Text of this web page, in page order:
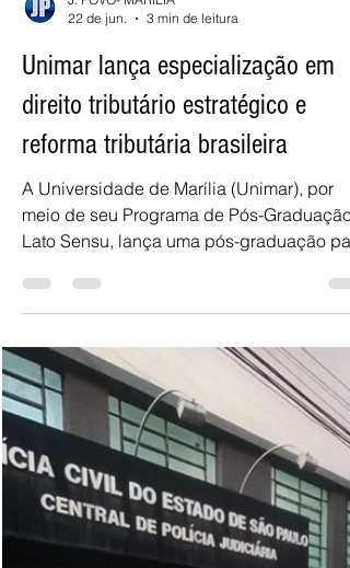
J. POVO- MARÍLIA
3 min de leitura
Unimar lança especialização em
direito tributário estratégico e
reforma tributária brasileira
A Universidade de Marília (Unimar), por
meio de seu Programa de Pós-Graduação
Lato Sensu, lança uma pós-graduação
atender a uma demanda profunda e
no meio jurídico. Devido a aprovação da
Emenda Constitucional n.º 132/2023 onde
inaugurou a mais profunda reestruturação